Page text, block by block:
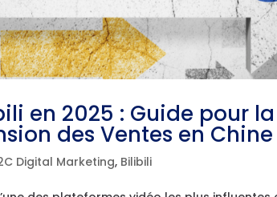
en 2025 : Guide pour
des Ventes en Chine
Digital Marketing, Bilibili